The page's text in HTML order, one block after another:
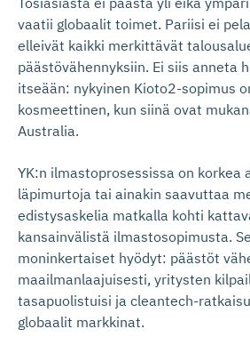
vaatii globaalit toimet. Pariisi ei
elleivät kaikki merkittävät
päästövähennyksiin. Ei siis anneta
itseään: nykyinen Kioto2-sopimus
kosmeettinen, kun siinä ovat
Australia.
YK:n ilmastoprosessissa on korkea
läpimurtoja tai ainakin saavuttaa
edistysaskelia matkalla kohti
kansainvälistä ilmastosopimusta.
moninkertaiset hyödyt: päästöt
maailmanlaajuisesti, yritysten
tasapuolistuisi ja cleantech-
globaalit markkinat.